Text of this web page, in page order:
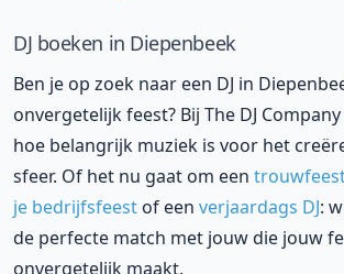
DJ boeken in Diepenbeek
Ben je op zoek naar een DJ in
onvergetelijk feest? Bij The DJ
hoe belangrijk muziek is voor het
sfeer. Of het nu gaat om een trouwfeest
je bedrijfsfeest of een verjaardags DJ:
de perfecte match met jouw die jouw
onvergetelijk maakt.